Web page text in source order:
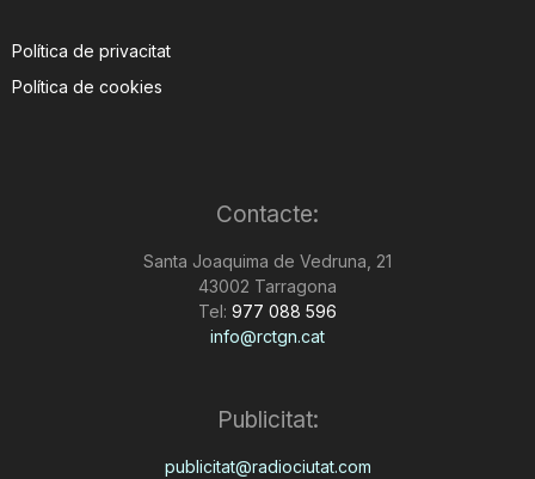
Política de privacitat
Política de cookies
Contacte:
Santa Joaquima de Vedruna, 21
43002 Tarragona
Tel: 977 088 596
info@rctgn.cat
Publicitat:
publicitat@radiociutat.com